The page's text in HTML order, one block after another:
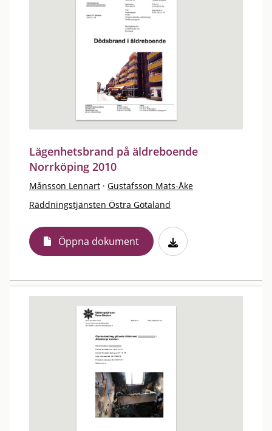
Lägenhetsbrand på äldreboende
Norrköping 2010
Månsson Lennart · Gustafsson Mats-Åke
Räddningstjänsten Östra Götaland
Öppna dokument